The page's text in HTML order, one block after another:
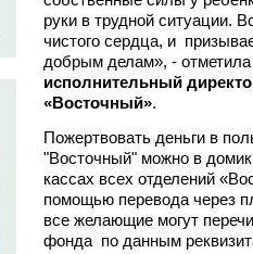
руки в трудной ситуации.
чистого сердца, и
добрым делам», -
исполнительный
«Восточный».
Пожертвовать деньги в
"Восточный" можно в
кассах всех отделений
помощью перевода через
все желающие могут
фонда по данным